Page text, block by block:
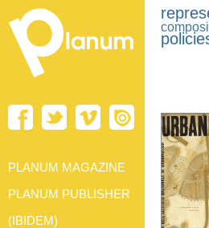
PLANUM MAGAZINE
PLANUM PUBLISHER
(IBIDEM)